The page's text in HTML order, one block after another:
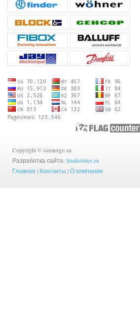
Copyright © ozenergo.su
Разработка сайта: StudioSites.ru
Главная | Контакты |О компании